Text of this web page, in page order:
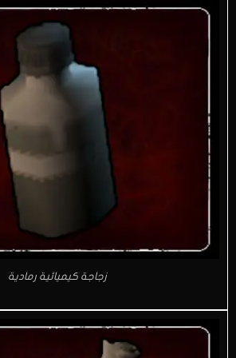
زجاجة كيميائية رمادية